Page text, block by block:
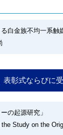
白金族不均一系触
表彰式ならびに
の起源研究」
Study on the